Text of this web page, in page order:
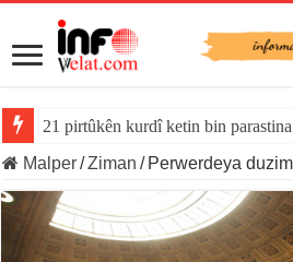
21 pirtûkên kurdî ketin bin
Malper/Ziman / Perwerdeya